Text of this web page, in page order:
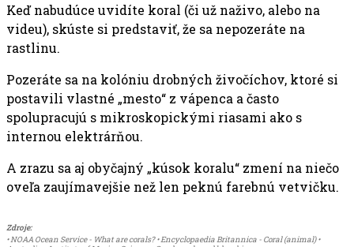
Keď nabudúce uvidíte koral (či už naživo, alebo na
videu), skúste si predstaviť, že sa nepozeráte na
rastlinu.
Pozeráte sa na kolóniu drobných živočíchov, ktoré si
postavili vlastné „mesto“ z vápenca a často
spolupracujú s mikroskopickými riasami ako s
internou elektrárňou.
A zrazu sa aj obyčajný „kúsok koralu“ zmení na niečo
oveľa zaujímavejšie než len peknú farebnú vetvičku.
Zdroje:
• NOAA Ocean Service - What are corals? • Encyclopaedia Britannica - Coral (animal) •